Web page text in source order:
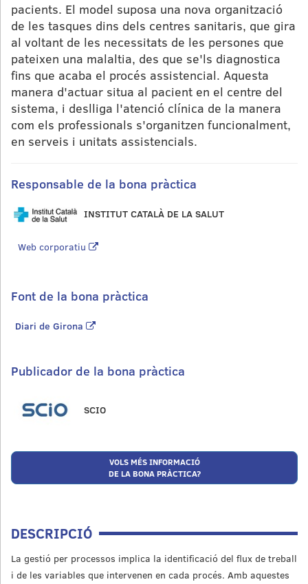
pacients. El model suposa una nova organització
de les tasques dins dels centres sanitaris, que gira
al voltant de les necessitats de les persones que
pateixen una malaltia, des que se'ls diagnostica
fins que acaba el procés assistencial. Aquesta
manera d'actuar situa al pacient en el centre del
sistema, i deslliga l'atenció clínica de la manera
com els professionals s'organitzen funcionalment,
en serveis i unitats assistencials.
Responsable de la bona pràctica
INSTITUT CATALÀ DE LA SALUT
Web corporatiu
Font de la bona pràctica
Diari de Girona
Publicador de la bona pràctica
SCIO
VOLS MÉS INFORMACIÓ
DE LA BONA PRÀCTICA?
DESCRIPCIÓ
La gestió per processos implica la identificació del flux de treball
i de les variables que intervenen en cada procés. Amb aquestes